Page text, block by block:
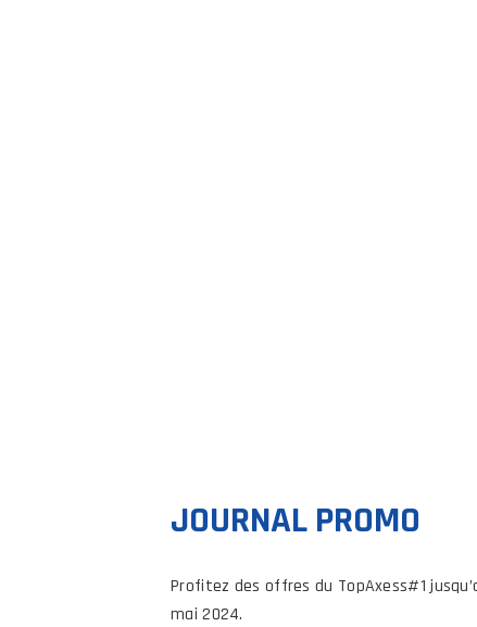
JOURNAL PROMO
Profitez des offres du TopAxess#1
mai 2024.